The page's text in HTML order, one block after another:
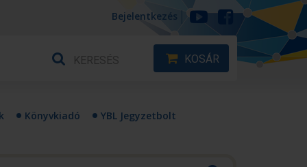
Bejelentkezés
KOSÁR
Könyvkiadó YBL Jegyzetbolt